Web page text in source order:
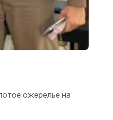
ожерелье на